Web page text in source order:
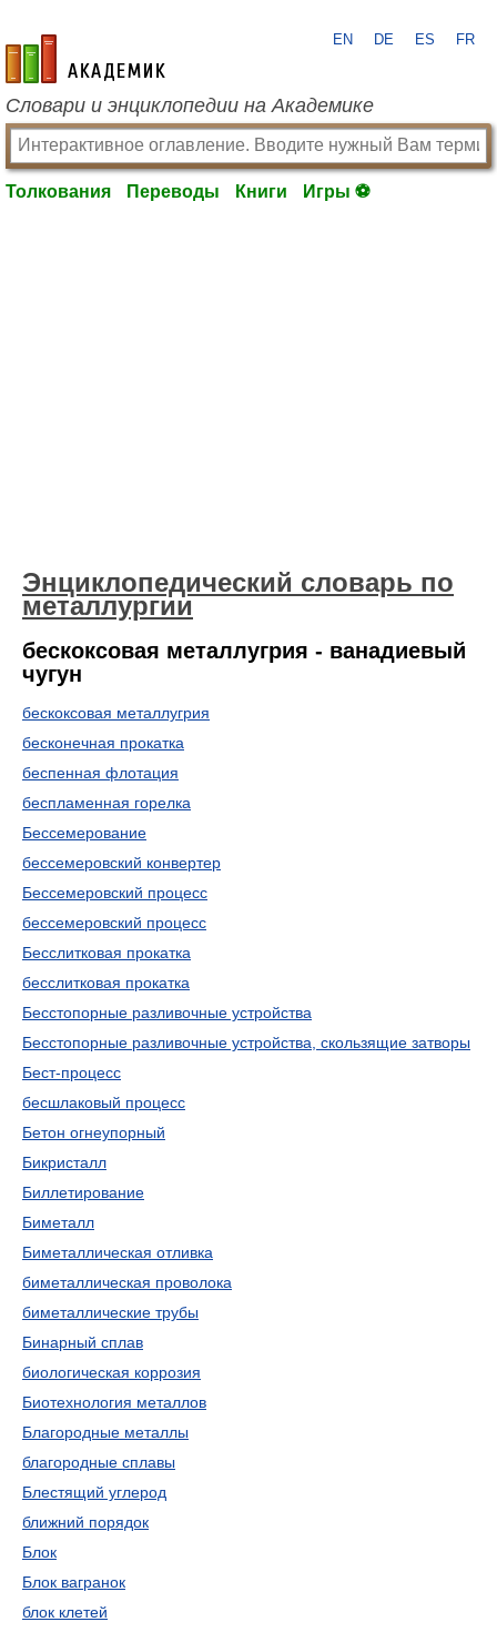
academic.ru
EN DE ES FR
Словари и энциклопедии на Академике
Толкования Переводы Книги Игры ⚽
Энциклопедический словарь по
металлургии
бескоксовая металлугрия - ванадиевый
чугун
бескоксовая металлугрия
бесконечная прокатка
беспенная флотация
беспламенная горелка
Бессемерование
бессемеровский конвертер
Бессемеровский процесс
бессемеровский процесс
Бесслитковая прокатка
бесслитковая прокатка
Бесстопорные разливочные устройства
Бесстопорные разливочные устройства, скользящие затворы
Бест-процесс
бесшлаковый процесс
Бетон огнеупорный
Бикристалл
Биллетирование
Биметалл
Биметаллическая отливка
биметаллическая проволока
биметаллические трубы
Бинарный сплав
биологическая коррозия
Биотехнология металлов
Благородные металлы
благородные сплавы
Блестящий углерод
ближний порядок
Блок
Блок вагранок
блок клетей